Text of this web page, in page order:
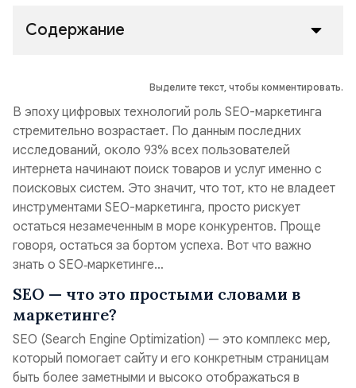
Содержание
Выделите текст, чтобы комментировать.
В эпоху цифровых технологий роль SEO-маркетинга
стремительно возрастает. По данным последних
исследований, около 93% всех пользователей
интернета начинают поиск товаров и услуг именно с
поисковых систем. Это значит, что тот, кто не владеет
инструментами SEO-маркетинга, просто рискует
остаться незамеченным в море конкурентов. Проще
говоря, остаться за бортом успеха. Вот что важно
знать о SEO‑маркетинге…
SEO — что это простыми словами в
маркетинге?
SEO (Search Engine Optimization) — это комплекс мер,
который помогает сайту и его конкретным страницам
быть более заметными и высоко отображаться в